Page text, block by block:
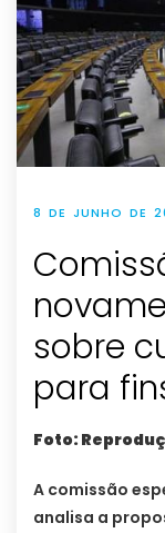
8 DE JUNHO DE
sobre
para
Foto:
A comissão
analisa a